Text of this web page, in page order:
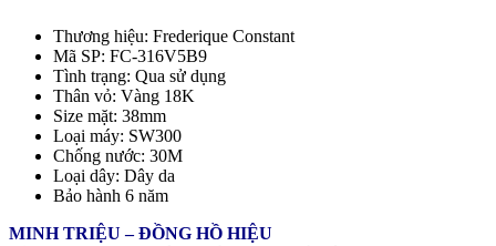
Thương hiệu: Frederique Constant
Mã SP: FC-316V5B9
Tình trạng: Qua sử dụng
Thân vỏ: Vàng 18K
Size mặt: 38mm
Loại máy: SW300
Chống nước: 30M
Loại dây: Dây da
Bảo hành 6 năm
MINH TRIỆU – ĐỒNG HỒ HIỆU